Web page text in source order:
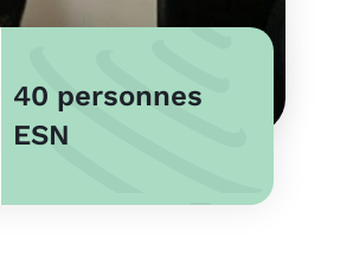
40 personnes
ESN